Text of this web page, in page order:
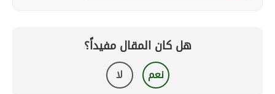
هل كان المقال مفيداً؟
نعم لا